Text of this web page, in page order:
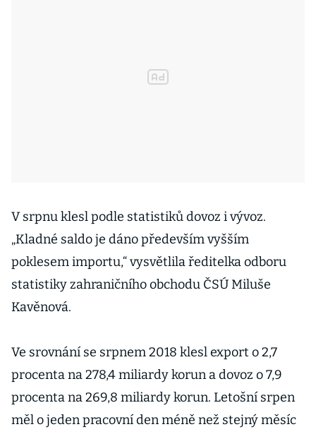
V srpnu klesl podle statistiků dovoz i vývoz.
„Kladné saldo je dáno především vyšším
poklesem importu,“ vysvětlila ředitelka odboru
statistiky zahraničního obchodu ČSÚ Miluše
Kavěnová.
Ve srovnání se srpnem 2018 klesl export o 2,7
procenta na 278,4 miliardy korun a dovoz o 7,9
procenta na 269,8 miliardy korun. Letošní srpen
měl o jeden pracovní den méně než stejný měsíc